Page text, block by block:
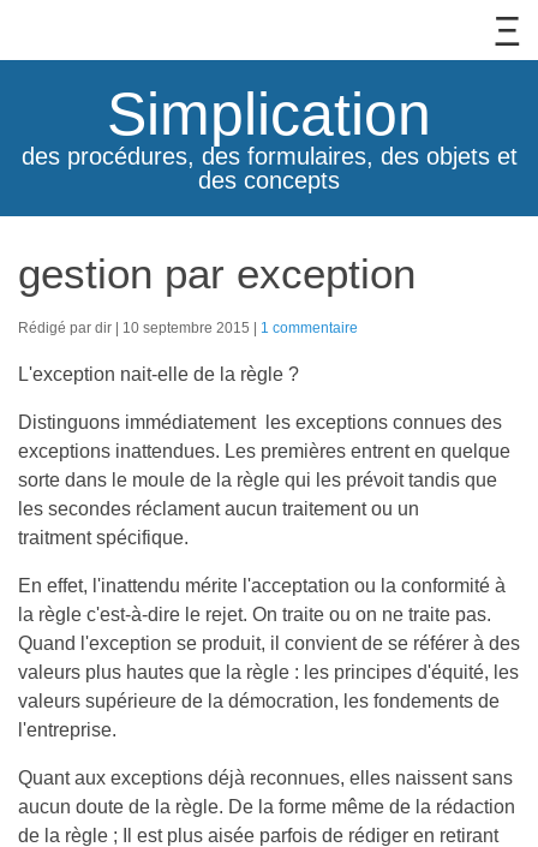
Simplication
des procédures, des formulaires, des objets et
des concepts
gestion par exception
Rédigé par dir 10 septembre 2015 1 commentaire
L'exception nait-elle de la règle ?
Distinguons immédiatement les exceptions connues des
exceptions inattendues. Les premières entrent en quelque
sorte dans le moule de la règle qui les prévoit tandis que
les secondes réclament aucun traitement ou un
traitment spécifique.
En effet, l'inattendu mérite l'acceptation ou la conformité à
la règle c'est-à-dire le rejet. On traite ou on ne traite pas.
Quand l'exception se produit, il convient de se référer à des
valeurs plus hautes que la règle : les principes d'équité, les
valeurs supérieure de la démocration, les fondements de
l'entreprise.
Quant aux exceptions déjà reconnues, elles naissent sans
aucun doute de la règle. De la forme même de la rédaction
de la règle ; Il est plus aisée parfois de rédiger en retirant